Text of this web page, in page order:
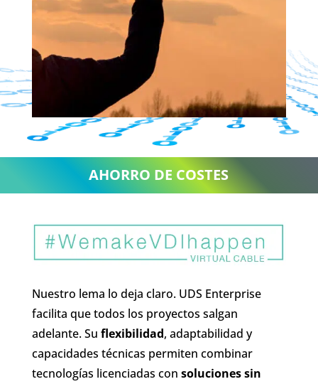
AHORRO DE COSTES
Nuestro lema lo deja claro. UDS Enterprise
facilita que todos los proyectos salgan
adelante. Su flexibilidad, adaptabilidad y
capacidades técnicas permiten combinar
tecnologías licenciadas con soluciones sin